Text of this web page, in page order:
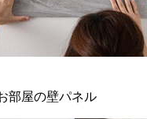
部屋の壁パネル